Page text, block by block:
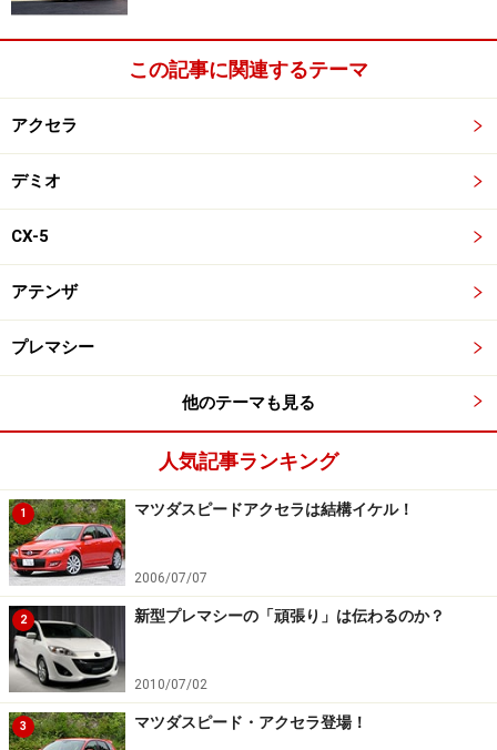
2500ccターボは230馬力と寂しい。
とはいえ、スバルが新型フォレスターにターボエンジン
をラインナップしなかったため、競合車の中では最もパ
ワフル。唯一の不満は、ディーゼルと価格が同じだとい
う点だ。ディーゼルであればターボを2個使い、高価な
コンレール式高圧インジェクターや、ススを貯めて燃や
す装置まで付く。
どんな基準を以ってしても、普通の触媒＋シングルター
ボのガソリンの方が圧倒的に低コストで済む。同じ価格
で売るなら、大容量のブレーキやスポーティな雰囲気を
持つエクステリア、サポート性の高いシートなどもセッ
トにして欲しかった。それならば、手放しで推奨できる
魅力的なクルマになる。
3.ディーゼル車にMT車を追加
マツダ CX-5 特別仕様車「XD Exclusive Mode」内装（MTシ
フトパネル）
この記事に関連するテーマ
アクセラ
デミオ
CX-5
アテンザ
プレマシー
他のテーマも見る
人気記事ランキング
1 マツダスピードアクセラは結構イケル！
2006/07/07
2 新型プレマシーの「頑張り」は伝わるのか？
2010/07/02
3 マツダスピード・アクセラ登場！